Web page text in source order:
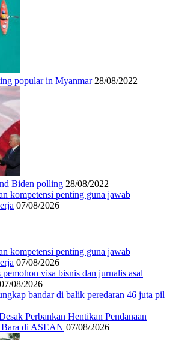
popular in Myanmar 28/08/2022
Biden polling 28/08/2022
kompetensi penting guna jawab
07/08/2026
kompetensi penting guna jawab
07/08/2026
pemohon visa bisnis dan jurnalis asal
07/08/2026
bandar di balik peredaran 46 juta pil
Perbankan Hentikan Pendanaan
di ASEAN 07/08/2026